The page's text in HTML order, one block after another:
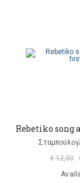
Rebetiko song
€ 12,00